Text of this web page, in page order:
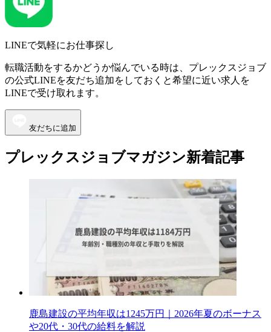
LINEで気軽にお仕事探し
転職活動をするかどうか悩んでいる時は、プレックスジョブ
の公式LINEを友だち追加をしておくと希望に近い求人を
LINEで受け取れます。
友だちに追加
プレックスジョブマガジン新着記事
鹿島建設の平均年収は1245万円｜2026年夏のボーナス
や20代・30代の給料を解説